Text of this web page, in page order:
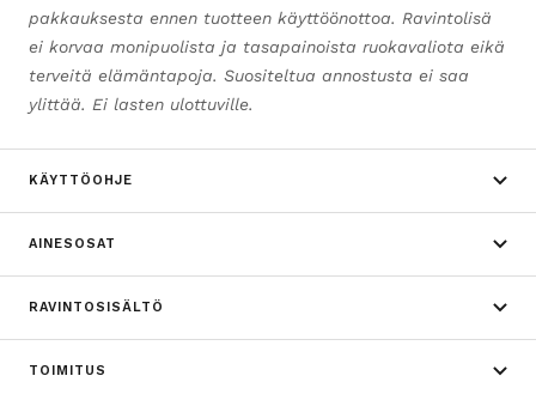
pakkauksesta ennen tuotteen käyttöönottoa. Ravintolisä
ei korvaa monipuolista ja tasapainoista ruokavaliota eikä
terveitä elämäntapoja. Suositeltua annostusta ei saa
ylittää. Ei lasten ulottuville.
KÄYTTÖOHJE
AINESOSAT
RAVINTOSISÄLTÖ
TOIMITUS